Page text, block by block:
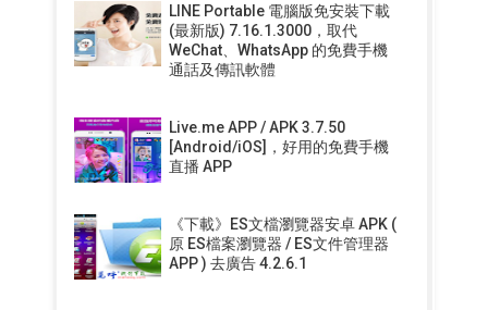
LINE Portable 電腦版免安裝下載
(最新版) 7.16.1.3000，取代
WeChat、WhatsApp 的免費手機
通話及傳訊軟體
Live.me APP / APK 3.7.50
[Android/iOS]，好用的免費手機
直播 APP
《下載》ES文檔瀏覽器安卓 APK (
原 ES檔案瀏覽器 / ES文件管理器
APP ) 去廣告 4.2.6.1